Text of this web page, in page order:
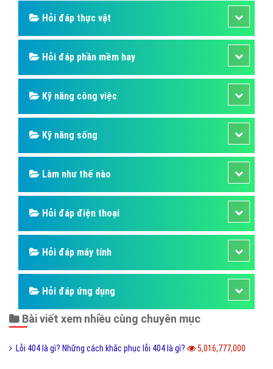
Hỏi đáp thực vật
Hỏi đáp phần mềm hay
Kỹ năng công việc
Kỹ năng sống
Làm như thế nào
Hỏi đáp điện thoại
Hỏi đáp máy tính
Hỏi đáp ứng dụng
Bài viết xem nhiều cùng chuyên mục
Lỗi 404 là gì? Những cách khắc phục lỗi 404 là gì? 5,016,777,000